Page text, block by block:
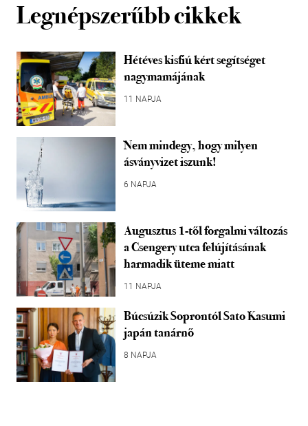
Legnépszerűbb cikkek
Hétéves kisfiú kért segítséget
nagymamájának
11 NAPJA
Nem mindegy, hogy milyen
ásványvizet iszunk!
6 NAPJA
Augusztus 1-től forgalmi változás
a Csengery utca felújításának
harmadik üteme miatt
11 NAPJA
Búcsúzik Soprontól Sato Kasumi
japán tanárnő
8 NAPJA